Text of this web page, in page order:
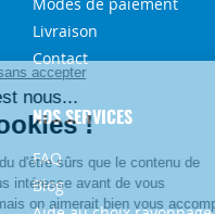
Livraison
Contact
NOS SERVICES
FAQ
Blog